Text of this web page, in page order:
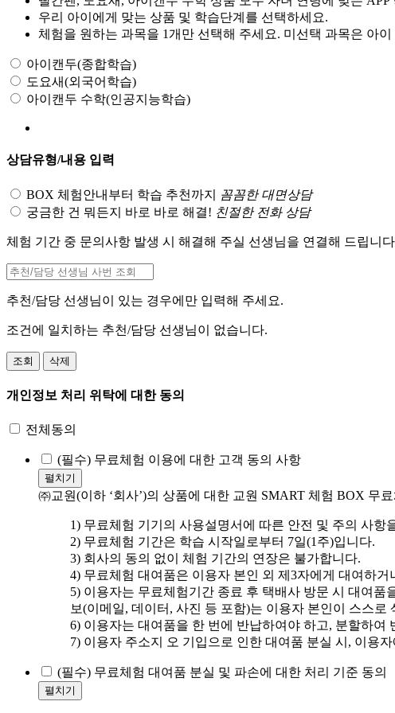
우리 아이에게 맞는 상품 및 학습단계를 선택하세요.
체험을 원하는 과목을 1개만 선택해 주세요. 미선택 과목은 아
아이캔두(종합학습)
도요새(외국어학습)
아이캔두 수학(인공지능학습)
상담유형/내용 입력
BOX 체험안내부터 학습 추천까지
꼼꼼한 대면상담
궁금한 건 뭐든지 바로 바로 해결! 친절한 전화 상담
체험 기간 중 문의사항 발생 시 해결해 주실 선생님을 연결해 드립니
추천/담당 선생님이 있는 경우에만 입력해 주세요.
조건에 일치하는 추천/담당 선생님이 없습니다.
조회 삭제
개인정보 처리 위탁에 대한 동의
전체동의
(필수) 무료체험 이용에 대한 고객 동의 사항
펼치기
㈜교원(이하 ‘회사’)의 상품에 대한 교원 SMART 체험 BOX 무
1) 무료체험 기기의 사용설명서에 따른 안전 및 주의 사항
2) 무료체험 기간은 학습 시작일로부터 7일(1주)입니다.
3) 회사의 동의 없이 체험 기간의 연장은 불가합니다.
4) 무료체험 대여품은 이용자 본인 외 제3자에게 대여하거
5) 이용자는 무료체험기간 종료 후 택배사 방문 시 대여
보(이메일, 데이터, 사진 등 포함)는 이용자 본인이 스스
6) 이용자는 대여품을 한 번에 반납하여야 하고, 분할하여
7) 이용자 주소지 오 기입으로 인한 대여품 분실 시, 이용
(필수) 무료체험 대여품 분실 및 파손에 대한 처리 기준 동의
펼치기